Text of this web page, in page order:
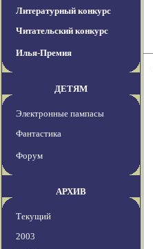
Литературный конкурс
Читательский конкурс
Илья-Премия
ДЕТЯМ
Электронные пампасы
Фантастика
Форум
АРХИВ
Текущий
2003